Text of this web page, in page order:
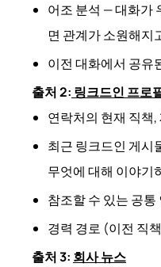
어조 분석 — 대화가
면 관계가 소원해지
이전 대화에서 공유
출처 2: 링크드인 프로
연락처의 현재 직책
최근 링크드인 게
무엇에 대해 이야기
참조할 수 있는 공통
경력 경로 (이전 직
출처 3: 회사 뉴스